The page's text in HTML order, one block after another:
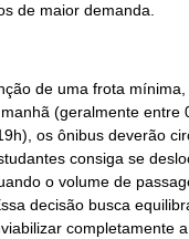
de maior demanda.
de uma frota
(geralmente
os ônibus deverão
consiga se
o volume de
decisão busca
completamente